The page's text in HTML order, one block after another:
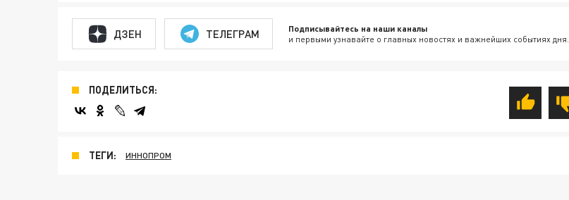
ДЗЕН ТЕЛЕГРАМ Подписывайтесь на наши каналы
и первыми узнавайте о главных новостях и важнейших событиях дня.
ПОДЕЛИТЬСЯ:
ТЕГИ: ИННОПРОМ